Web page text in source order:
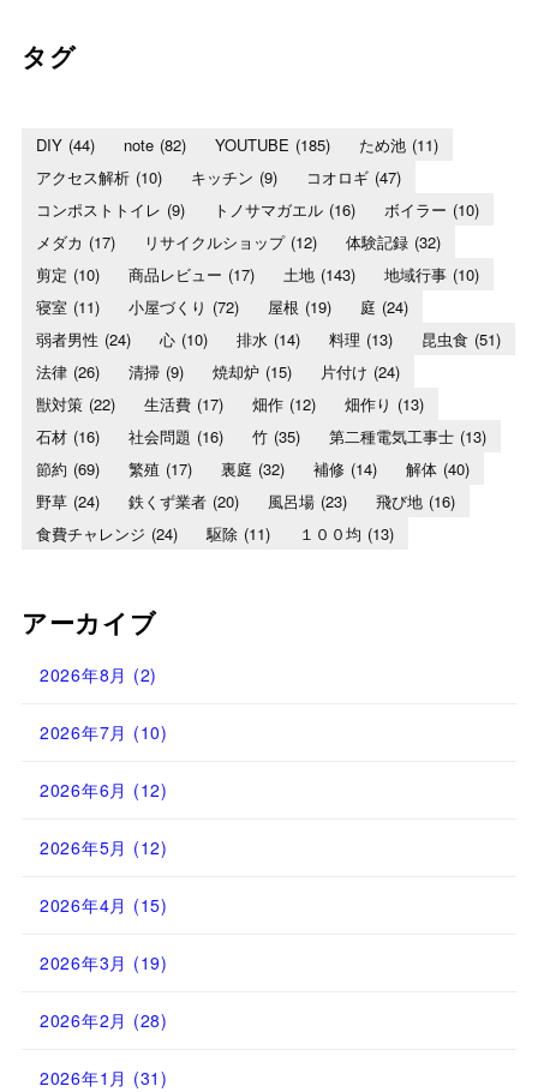
タグ
DIY (44) note (82) YOUTUBE (185) ため池 (11)
アクセス解析 (10) キッチン (9) コオロギ (47)
コンポストトイレ (9) トノサマガエル (16) ボイラー (10)
メダカ (17) リサイクルショップ (12) 体験記録 (32)
剪定 (10) 商品レビュー (17) 土地 (143) 地域行事 (10)
寝室 (11) 小屋づくり (72) 屋根 (19) 庭 (24)
弱者男性 (24) 心 (10) 排水 (14) 料理 (13) 昆虫食 (51)
法律 (26) 清掃 (9) 焼却炉 (15) 片付け (24)
獣対策 (22) 生活費 (17) 畑作 (12) 畑作り (13)
石材 (16) 社会問題 (16) 竹 (35) 第二種電気工事士 (13)
節約 (69) 繁殖 (17) 裏庭 (32) 補修 (14) 解体 (40)
野草 (24) 鉄くず業者 (20) 風呂場 (23) 飛び地 (16)
食費チャレンジ (24) 駆除 (11) １００均 (13)
アーカイブ
2026年8月 (2)
2026年7月 (10)
2026年6月 (12)
2026年5月 (12)
2026年4月 (15)
2026年3月 (19)
2026年2月 (28)
2026年1月 (31)